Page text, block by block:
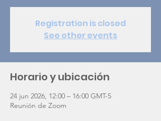
Registration is closed
See other events
Horario y ubicación
24 jun 2026, 12:00 – 16:00 GMT-5
Reunión de Zoom